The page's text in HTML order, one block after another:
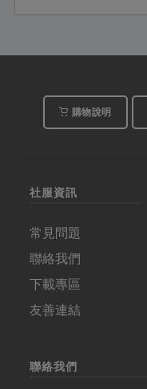
畫」，當時飼料中連使
目標都困難重重。如今
配方的台灣善糧黃金土
雞。
購物說明
社服資訊
常見問題
聯絡我們
下載專區
友善連結
聯絡我們